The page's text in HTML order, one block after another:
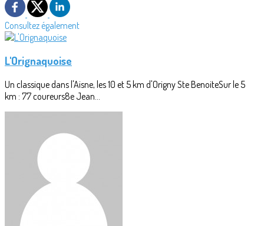
Consultez également
L'Orignaquoise
Un classique dans l'Aisne, les 10 et 5 km d'Origny Ste BenoiteSur le 5
km : 77 coureurs8e Jean...